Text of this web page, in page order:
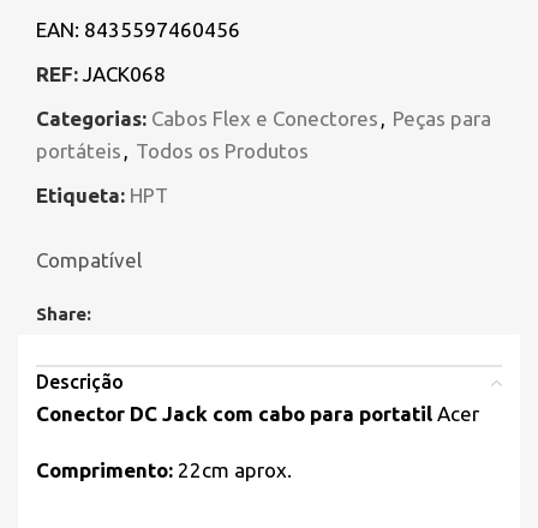
EAN: 8435597460456
REF: JACK068
Categorias: Cabos Flex e Conectores
Peças para
portáteis
Todos os Produtos
Etiqueta: HPT
Compatível
Share:
Descrição
Conector DC Jack com cabo para portatil Acer
Comprimento: 22cm aprox.